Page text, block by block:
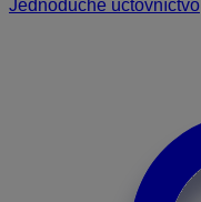
Jednoduché účtovníctvo